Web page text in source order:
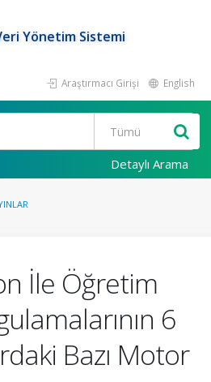
Yönetim Sistemi
Araştırmacı Girişi English
Detaylı Arama
İle Öğretim
6
Bazı Motor